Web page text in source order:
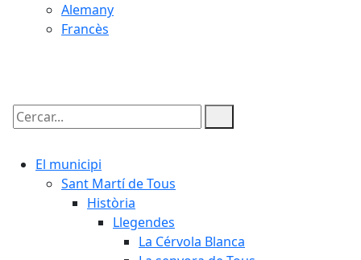
Alemany
Francès
Cercar:
El municipi
Sant Martí de Tous
Història
Llegendes
La Cérvola Blanca